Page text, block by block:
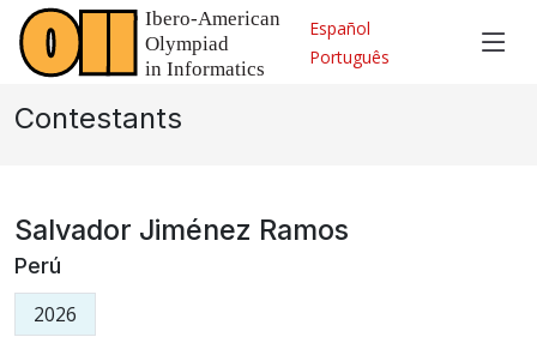
Español
Português
Contestants
Salvador Jiménez Ramos
Perú
2026